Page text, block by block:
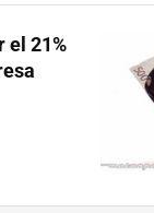
el 21%